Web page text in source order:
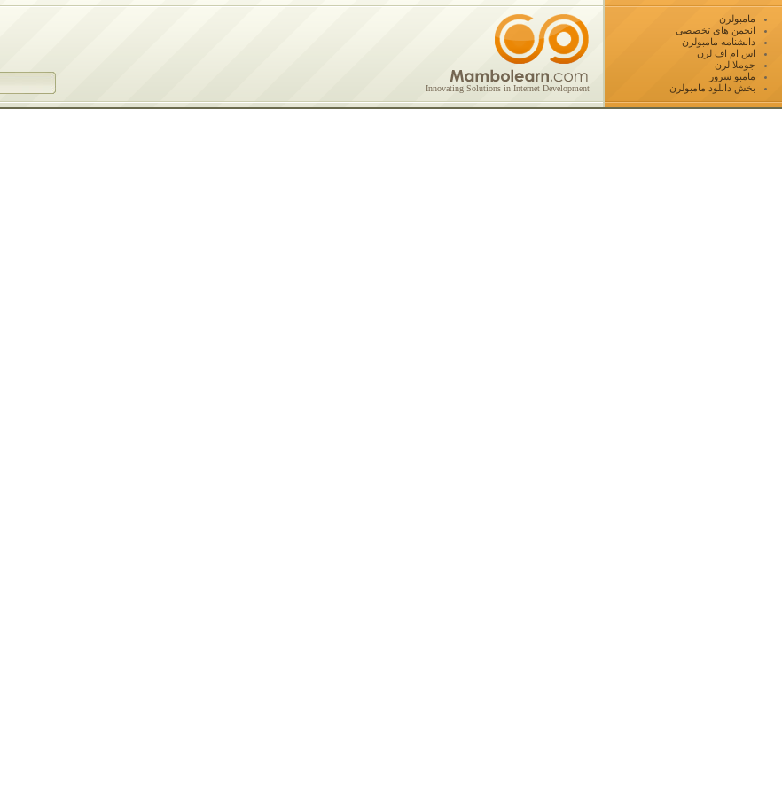
مامبولرن
انجمن های تخصصی
دانشنامه مامبولرن
اس ام اف لرن
جوملا لرن
مامبو سرور
بخش دانلود مامبولرن
Innovating Solutions in Internet Development